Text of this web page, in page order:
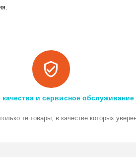
качества и сервисное обслуживание
те товары, в качестве которых